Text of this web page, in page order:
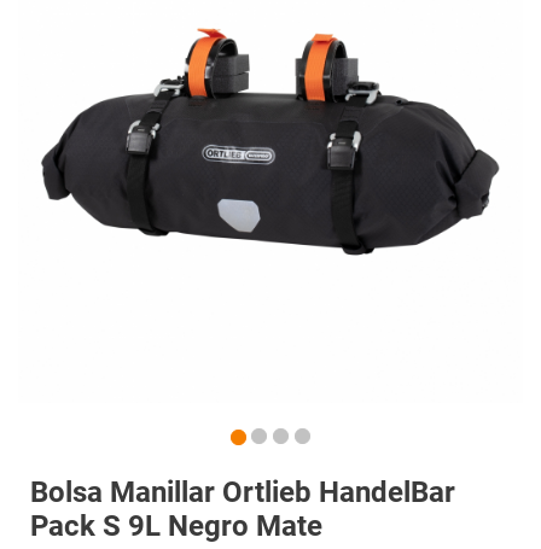
Bolsa Manillar Ortlieb HandelBar
Pack S 9L Negro Mate